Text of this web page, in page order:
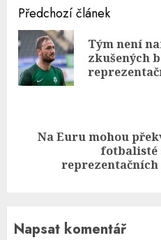
Continue
Reading
Předchozí článek
Tým není
zkušených
Next
Na Euru mohou
fotbalisté
Napsat komentář